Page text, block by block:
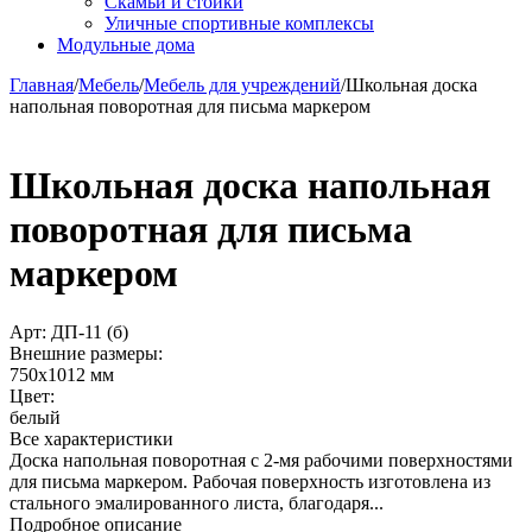
Уличные спортивные комплексы
Модульные дома
Главная/Мебель/Мебель для учреждений/Школьная доска
напольная поворотная для письма маркером
Школьная доска напольная
поворотная для письма
маркером
Арт: ДП-11 (б)
Внешние размеры:
750х1012 мм
Цвет:
белый
Все характеристики
Доска напольная поворотная с 2-мя рабочими поверхностями
для письма маркером. Рабочая поверхность изготовлена из
стального эмалированного листа, благодаря...
Подробное описание